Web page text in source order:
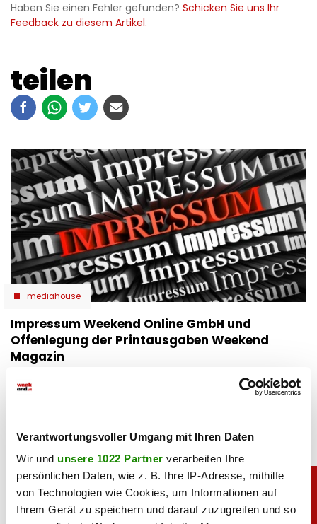
Verantwortungsvoller Umgang mit Ihren Daten
Wir und unsere 1022 Partner verarbeiten Ihre
persönlichen Daten, wie z. B. Ihre IP-Adresse, mithilfe
von Technologien wie Cookies, um Informationen auf
Ihrem Gerät zu speichern und darauf zuzugreifen und so
Haben Sie einen Fehler gefunden? Schicken Sie uns Ihr
Feedback zu diesem Artikel.
teilen
mediahouse
Impressum Weekend Online GmbH und
Offenlegung der Printausgaben Weekend
Magazin
30.09.2024 UM 06:30,